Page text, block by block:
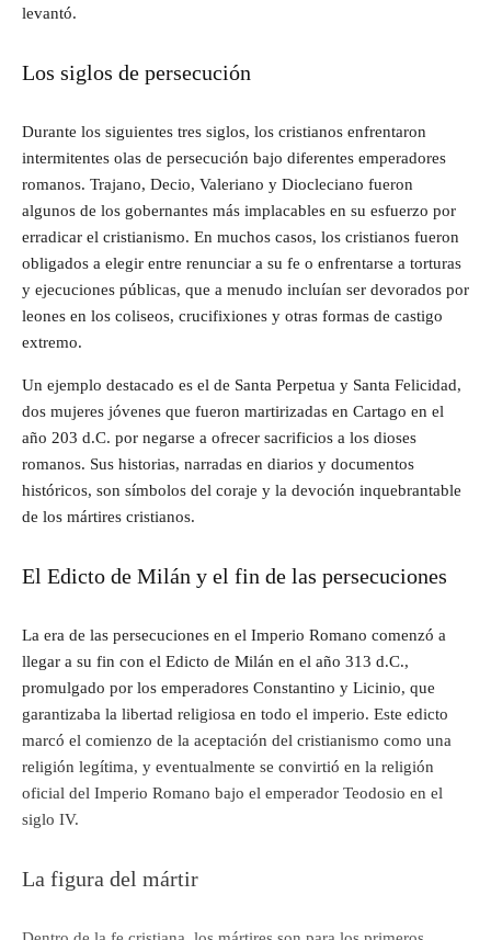
levantó.
Los siglos de persecución
Durante los siguientes tres siglos, los cristianos enfrentaron
intermitentes olas de persecución bajo diferentes emperadores
romanos. Trajano, Decio, Valeriano y Diocleciano fueron
algunos de los gobernantes más implacables en su esfuerzo por
erradicar el cristianismo. En muchos casos, los cristianos fueron
obligados a elegir entre renunciar a su fe o enfrentarse a torturas
y ejecuciones públicas, que a menudo incluían ser devorados por
leones en los coliseos, crucifixiones y otras formas de castigo
extremo.
Un ejemplo destacado es el de Santa Perpetua y Santa Felicidad,
dos mujeres jóvenes que fueron martirizadas en Cartago en el
año 203 d.C. por negarse a ofrecer sacrificios a los dioses
romanos. Sus historias, narradas en diarios y documentos
históricos, son símbolos del coraje y la devoción inquebrantable
de los mártires cristianos.
El Edicto de Milán y el fin de las persecuciones
La era de las persecuciones en el Imperio Romano comenzó a
llegar a su fin con el Edicto de Milán en el año 313 d.C.,
promulgado por los emperadores Constantino y Licinio, que
garantizaba la libertad religiosa en todo el imperio. Este edicto
marcó el comienzo de la aceptación del cristianismo como una
religión legítima, y eventualmente se convirtió en la religión
oficial del Imperio Romano bajo el emperador Teodosio en el
siglo IV.
La figura del mártir